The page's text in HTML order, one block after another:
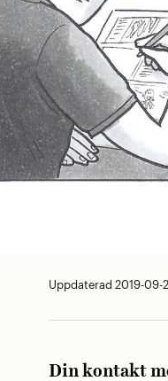
Uppdaterad 2019-09-
Din kontakt